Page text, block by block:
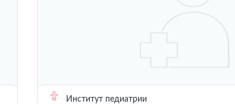
Институт педиатрии